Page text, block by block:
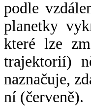
podle
planetky
které lze
trajektorií)
naznačuje,
ní (červeně).